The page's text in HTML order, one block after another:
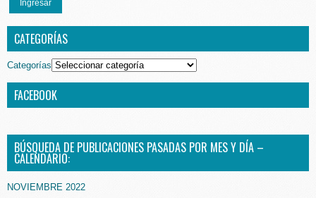
Ingresar
CATEGORÍAS
Categorías
FACEBOOK
BÚSQUEDA DE PUBLICACIONES PASADAS POR MES Y DÍA –
CALENDARIO:
NOVIEMBRE 2022